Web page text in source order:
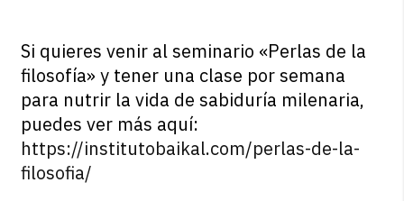
Si quieres venir al seminario «Perlas de la
filosofía» y tener una clase por semana
para nutrir la vida de sabiduría milenaria,
puedes ver más aquí:
https://institutobaikal.com/perlas-de-la-
filosofia/